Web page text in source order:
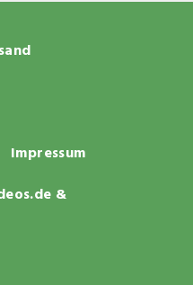
&
Impressum